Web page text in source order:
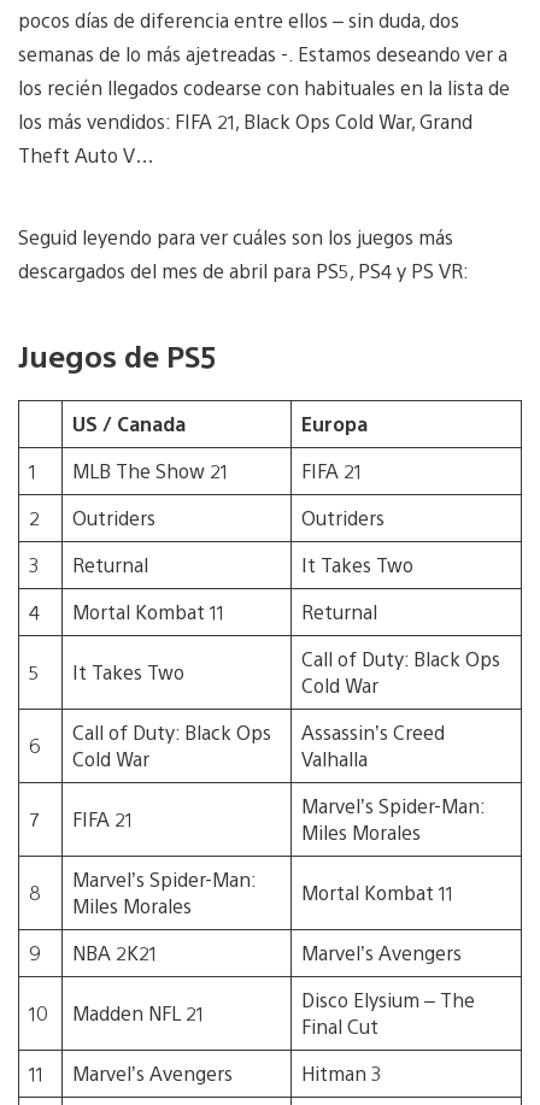
pocos días de diferencia entre ellos – sin duda, dos
semanas de lo más ajetreadas -. Estamos deseando ver a
los recién llegados codearse con habituales en la lista de
los más vendidos: FIFA 21, Black Ops Cold War, Grand
Theft Auto V…
Seguid leyendo para ver cuáles son los juegos más
descargados del mes de abril para PS5, PS4 y PS VR:
Juegos de PS5
US / Canada
Europa
1
MLB The Show 21
FIFA 21
2
Outriders
Outriders
3
Returnal
It Takes Two
4
Mortal Kombat 11 Returnal
5 It Takes Two
Call of Duty: Black Ops
Cold War
6
Call of Duty: Black Ops
Cold War
Assassin’s Creed
Valhalla
7 FIFA 21
Marvel’s Spider-Man:
Miles Morales
8
Marvel’s Spider-Man:
Miles Morales
Mortal Kombat 11
9 NBA 2K21 Marvel’s Avengers
10 Madden NFL 21
Disco Elysium – The
Final Cut
11
Marvel’s Avengers Hitman 3